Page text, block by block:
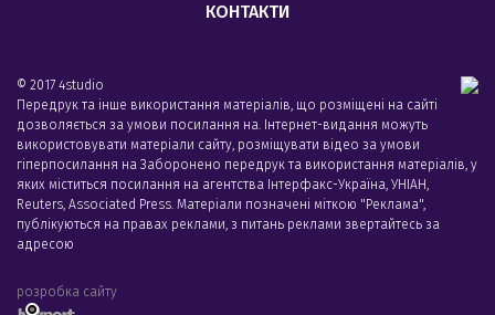
КОНТАКТИ
© 2017 4studio
Передрук та інше використання матеріалів, що розміщені на сайті
дозволяється за умови посилання на. Інтернет-видання можуть
використовувати матеріали сайту, розміщувати відео за умови
гіперпосилання на Заборонено передрук та використання матеріалів, у
яких міститься посилання на агентства Iнтерфакс-Україна, УНIАН,
Reuters, Associated Press. Матеріали позначені міткою "Реклама",
публікуються на правах реклами, з питань реклами звертайтесь за
адресою
розробка сайту